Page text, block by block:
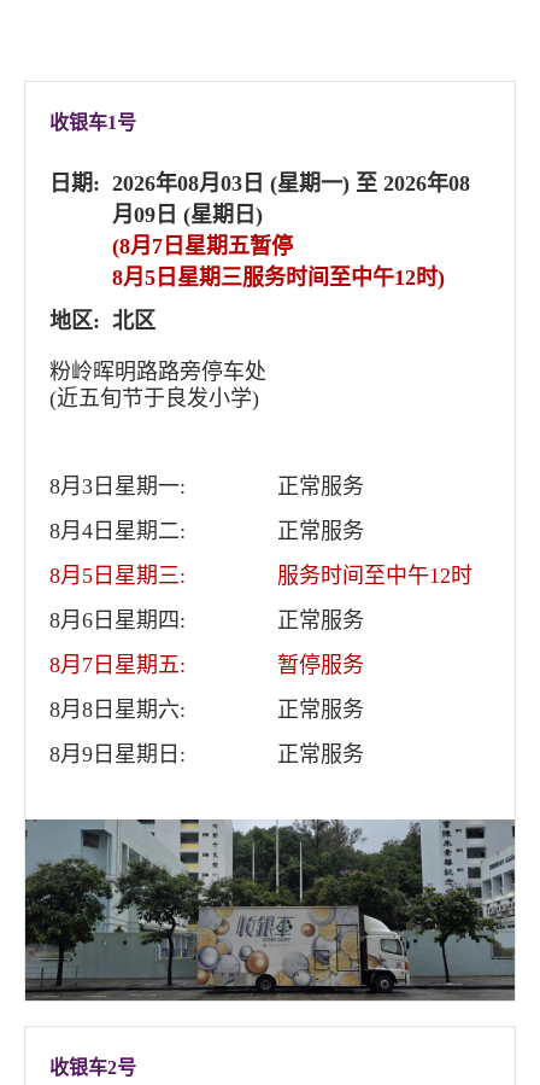
收银车1号
日期: 2026年08月03日 (星期一) 至 2026年08
月09日 (星期日)
(8月7日星期五暂停
8月5日星期三服务时间至中午12时)
地区: 北区
粉岭晖明路路旁停车处
(近五旬节于良发小学)
8月3日星期一:
正常服务
8月4日星期二:
正常服务
8月5日星期三:
服务时间至中午12时
8月6日星期四:
正常服务
8月7日星期五:
暂停服务
8月8日星期六:
正常服务
8月9日星期日:
正常服务
收银车2号